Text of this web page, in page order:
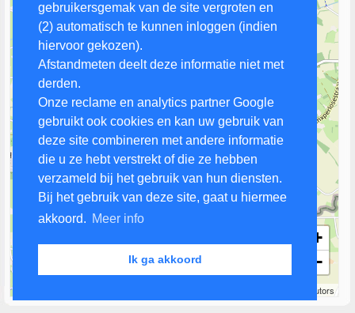
gebruikersgemak van de site vergroten en
(2) automatisch te kunnen inloggen (indien
hiervoor gekozen).
Afstandmeten deelt deze informatie niet met
derden.
Onze reclame en analytics partner Google
gebruikt ook cookies en kan uw gebruik van
deze site combineren met andere informatie
die u ze hebt verstrekt of die ze hebben
verzameld bij het gebruik van hun diensten.
Bij het gebruik van deze site, gaat u hiermee
akkoord. Meer info
Ik ga akkoord
+
−
contributors